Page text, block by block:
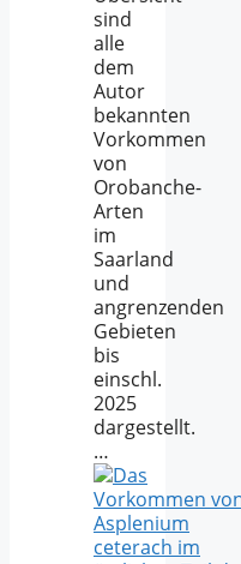
sind
alle
dem
Autor
bekannten
Vorkommen
von
Orobanche-
Arten
im
Saarland
und
angrenzenden
Gebieten
bis
einschl.
2025
dargestellt.
…